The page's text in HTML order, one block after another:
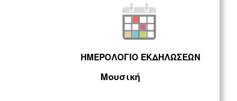
ΗΜΕΡΟΛΟΓΙΟ ΕΚΔΗΛΩΣΕΩΝ
Μουσική